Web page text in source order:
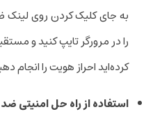
به جای کلیک کردن روی
را در مرورگر تایپ کنید و
کرده‌اید احراز هویت را انجام
استفاده از راه حل امنیتی